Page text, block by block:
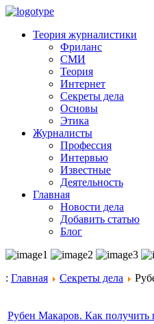
Теория журналистики
Фриланс
СМИ
Теория
Интернет
Секреты дела
Основы
Этика
Журналисты
Профессия
Интервью
Известные
Деятельность
Главная
Новости дела
Добавить статью
Блог
: Главная Секреты дела
Рубен Макаров. Как